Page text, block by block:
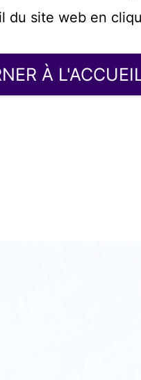
du site web en
À